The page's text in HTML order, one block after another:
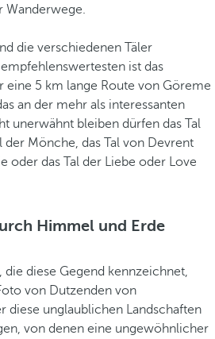
Wanderwege.
die verschiedenen Täler
ist das
eine 5 km lange Route von Göreme
an der mehr als interessanten
unerwähnt bleiben dürfen das Tal
der Mönche, das Tal von Devrent
oder das Tal der Liebe oder Love
Himmel und Erde
die diese Gegend kennzeichnet,
von Dutzenden von
diese unglaublichen Landschaften
von denen eine ungewöhnlicher